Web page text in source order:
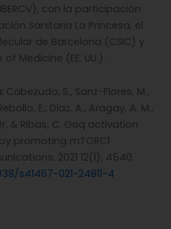
con la participación
Sanitaria La Princesa, el
de Barcelona (CSIC) y
Medicine (EE. UU.).
Cabezudo, S., Sanz-Flores, M.,
E., Diaz, A., Aragay, A. M.,
& Ribas, C. Gαq activation
promoting mTORC1
2021 12(1), 4540.
s41467-021-24811-4